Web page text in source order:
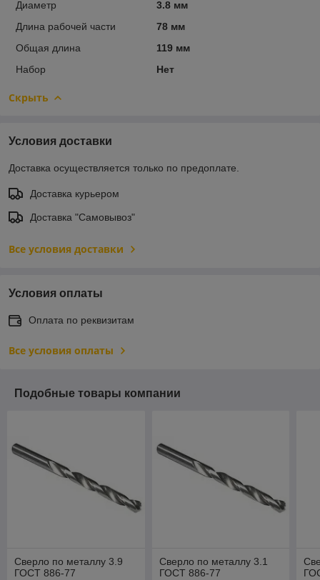
Диаметр
3.8 мм
Длина рабочей части
78 мм
Общая длина
119 мм
Набор
Нет
Скрыть
Условия доставки
Доставка осуществляется только по предоплате.
Доставка курьером
Доставка "Самовывоз"
Все условия доставки
Условия оплаты
Оплата по реквизитам
Все условия оплаты
Подобные товары компании
Сверло по металлу 3.9
ГОСТ 886-77
Сверло по металлу 3.1
ГОСТ 886-77